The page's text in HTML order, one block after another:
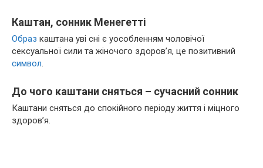
Каштан, сонник Менегетті
Образ каштана уві сні є уособленням чоловічої
сексуальної сили та жіночого здоров’я, це позитивний
символ.
До чого каштани сняться – сучасний сонник
Каштани сняться до спокійного періоду життя і міцного
здоров’я.